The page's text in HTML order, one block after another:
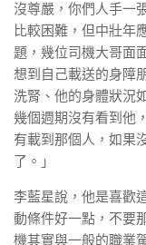
沒尊嚴，你們人手一
比較困難，但中壯年
題，幾位司機大哥面
想到自己載送的身障
洗腎、他的身體狀況
幾個週期沒有看到他
有載到那個人，如果
了。」
李藍星說，他是喜歡
動條件好一點，不要
機其實與一般的職業